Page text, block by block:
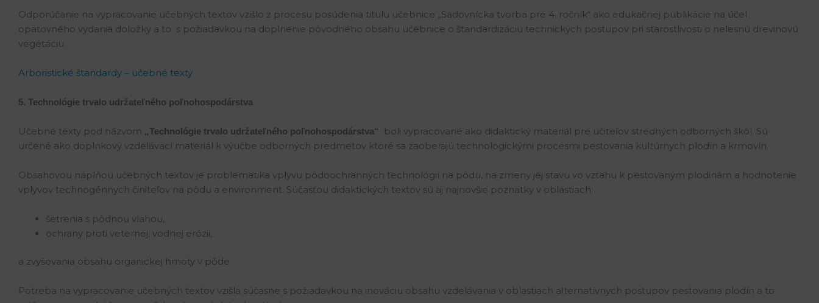
Odporúčanie na vypracovanie učebných textov vzišlo z procesu posúdenia titulu učebnice „Sadovnícka tvorba pre 4. ročník“ ako edukačnej publikácie na účel
opätovného vydania doložky a to s požiadavkou na doplnenie pôvodného obsahu učebnice o štandardizáciu technických postupov pri starostlivosti o nelesnú drevinovú
vegetáciu.
Arboristické štandardy – učebné texty
5. Technológie trvalo udržateľného poľnohospodárstva
Učebné texty pod názvom „Technológie trvalo udržateľného poľnohospodárstva“
boli vypracované ako didaktický materiál pre učiteľov stredných odborných škôl. Sú
určené ako doplnkový vzdelávací materiál k výučbe odborných predmetov ktoré sa zaoberajú technologickými procesmi pestovania kultúrnych plodín a krmovín.
Obsahovou náplňou učebných textov je problematika vplyvu pôdoochranných technológií na pôdu, na zmeny jej stavu vo vzťahu k pestovaným plodinám a hodnotenie
vplyvov technogénnych činiteľov na pôdu a environment. Súčasťou didaktických textov sú aj najnovšie poznatky v oblastiach:
šetrenia s pôdnou vlahou,
ochrany proti veternej, vodnej erózii,
a zvyšovania obsahu organickej hmoty v pôde.
Potreba na vypracovanie učebných textov vzišla súčasne s požiadavkou na inováciu obsahu vzdelávania v oblastiach alternatívnych postupov pestovania plodín a to